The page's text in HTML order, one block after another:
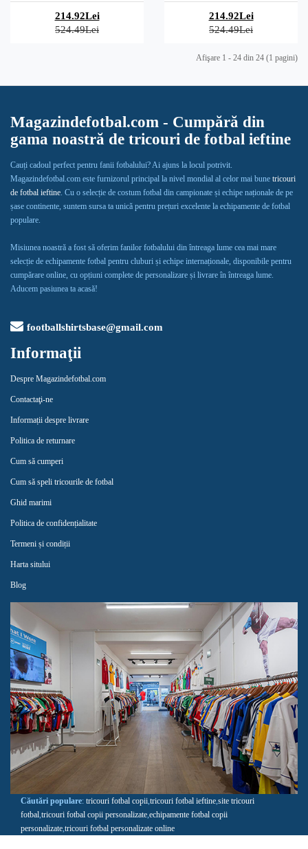
214.92Lei
524.49Lei
214.92Lei
524.49Lei
Afişare 1 - 24 din 24 (1 pagini)
Magazindefotbal.com - Cumpără din
gama noastră de tricouri de fotbal ieftine
Cauți cadoul perfect pentru fanii fotbalului? Ai ajuns la locul potrivit.
Magazindefotbal.com este furnizorul principal la nivel mondial al celor mai bune tricouri
de fotbal ieftine. Cu o selecție de costum fotbal din campionate și echipe naționale de pe
șase continente, suntem sursa ta unică pentru prețuri excelente la echipamente de fotbal
populare.
Misiunea noastră a fost să oferim fanilor fotbalului din întreaga lume cea mai mare
selecție de echipamente fotbal pentru cluburi și echipe internaționale, disponibile pentru
cumpărare online, cu opțiuni complete de personalizare și livrare în întreaga lume.
Aducem pasiunea ta acasă!
footballshirtsbase@gmail.com
Informaţii
Despre Magazindefotbal.com
Contactaţi-ne
Informații despre livrare
Politica de returnare
Cum să cumperi
Cum să speli tricourile de fotbal
Ghid marimi
Politica de confidențialitate
Termeni și condiții
Harta sitului
Blog
Căutări populare: tricouri fotbal copii tricouri fotbal ieftine site tricouri
fotbal tricouri fotbal copii personalizate echipamente fotbal copii
personalizate tricouri fotbal personalizate online